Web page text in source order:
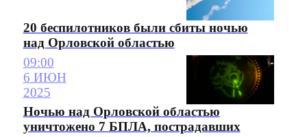
20 беспилотников были сбиты ночью
над Орловской областью
09:00
6 ИЮН
2025
Ночью над Орловской областью
уничтожено 7 БПЛА, пострадавших